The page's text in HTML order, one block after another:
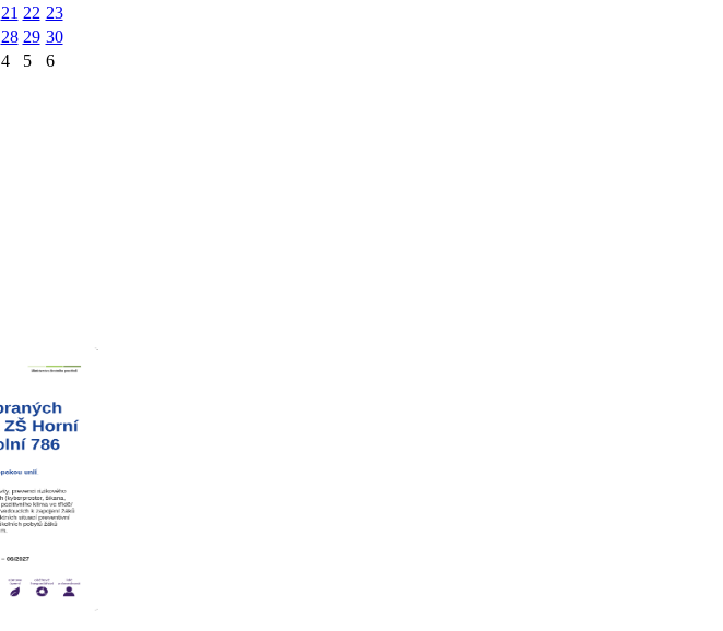
21 22 23
28 29 30
4 5 6